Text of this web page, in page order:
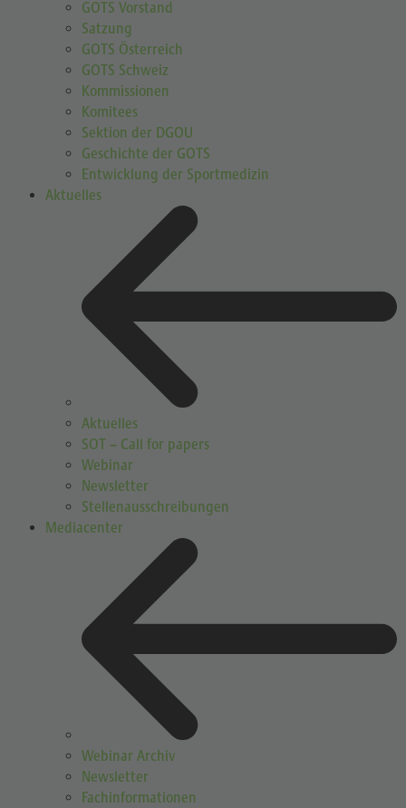
GOTS Vorstand
Satzung
GOTS Österreich
GOTS Schweiz
Kommissionen
Komitees
Sektion der DGOU
Geschichte der GOTS
Entwicklung der Sportmedizin
Aktuelles
Aktuelles
SOT – Call for papers
Webinar
Newsletter
Stellenausschreibungen
Mediacenter
Webinar Archiv
Newsletter
Fachinformationen